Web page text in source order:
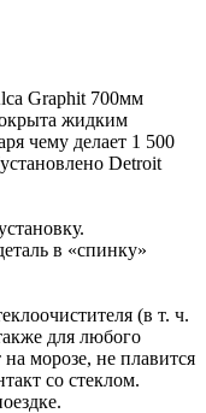
Graphit 700мм
жидким
чему делает 1 500
Detroit
в «спинку»
(в т. ч.
для любого
на морозе, не плавится
со стеклом.